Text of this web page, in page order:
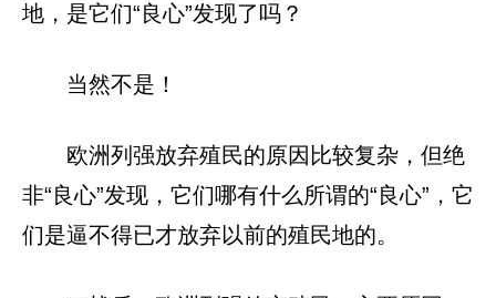
地，是它们“良心”发现了吗？
当然不是！
欧洲列强放弃殖民的原因比较复杂，但绝
非“良心”发现，它们哪有什么所谓的“良心”，它
们是逼不得已才放弃以前的殖民地的。